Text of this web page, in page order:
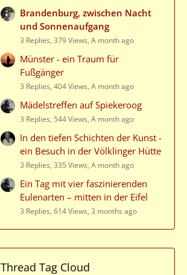
Brandenburg, zwischen Nacht
und Sonnenaufgang
3 Replies, 379 Views, A month ago
Münster - ein Traum für
Fußgänger
3 Replies, 404 Views, A month ago
Mädelstreffen auf Spiekeroog
3 Replies, 544 Views, A month ago
In den tiefen Schichten der Kunst -
ein Besuch in der Völklinger Hütte
3 Replies, 335 Views, A month ago
Ein Tag mit vier faszinierenden
Eulenarten – mitten in der Eifel
3 Replies, 614 Views, 3 months ago
Thread Tag Cloud